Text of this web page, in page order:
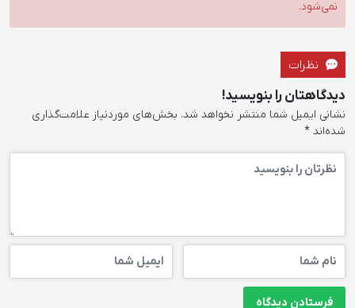
نمی‌شود.
نظرات
دیدگاهتان را بنویسید!
نشانی ایمیل شما منتشر نخواهد شد. بخش‌های موردنیاز علامت‌گذاری
شده‌اند *